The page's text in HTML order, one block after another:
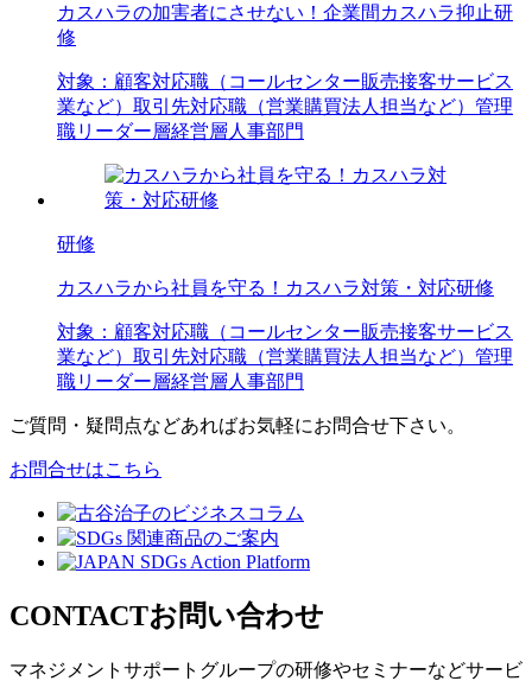
カスハラの加害者にさせない！企業間カスハラ抑止研
修
対象： 顧客対応職（コールセンター販売接客サービス
業など） 取引先対応職（営業購買法人担当など） 管理
職リーダー層経営層 人事部門
研修
カスハラから社員を守る！カスハラ対策・対応研修
対象： 顧客対応職（コールセンター販売接客サービス
業など） 取引先対応職（営業購買法人担当など） 管理
職リーダー層経営層 人事部門
ご質問・疑問点などあればお気軽にお問合せ下さい。
お問合せはこちら
CONTACTお問い合わせ
マネジメントサポートグループの研修やセミナーなどサービ